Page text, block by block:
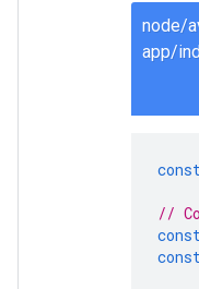
node/
app/
//